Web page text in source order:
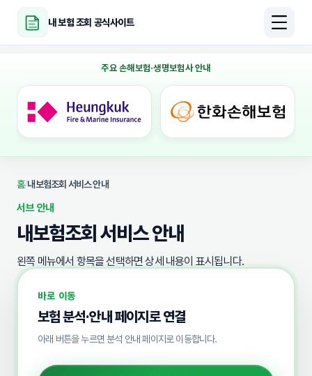
내 보험 조회 공식사이트
주요 손해보험·생명보험사 안내
홈/내보험조회 서비스 안내
서브 안내
내보험조회 서비스 안내
왼쪽 메뉴에서 항목을 선택하면 상세 내용이 표시됩니다.
바로 이동
보험 분석·안내 페이지로 연결
아래 버튼을 누르면 분석 안내 페이지로 이동합니다.